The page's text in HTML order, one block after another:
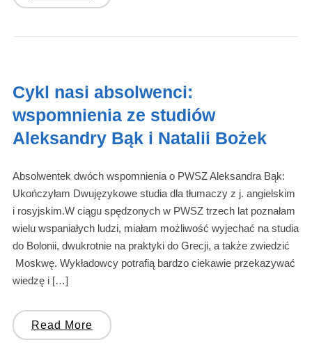
Cykl nasi absolwenci:
wspomnienia ze studiów
Aleksandry Bąk i Natalii Bożek
Absolwentek dwóch wspomnienia o PWSZ Aleksandra Bąk:
Ukończyłam Dwujęzykowe studia dla tłumaczy z j. angielskim
i rosyjskim.W ciągu spędzonych w PWSZ trzech lat poznałam
wielu wspaniałych ludzi, miałam możliwość wyjechać na studia
do Bolonii, dwukrotnie na praktyki do Grecji, a także zwiedzić
Moskwę. Wykładowcy potrafią bardzo ciekawie przekazywać
wiedzę i […]
Read More